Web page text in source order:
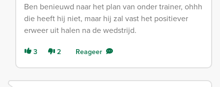
Ben benieuwd naar het plan van onder trainer, ohhh
die heeft hij niet, maar hij zal vast het positiever
erweer uit halen na de wedstrijd.
3 2 Reageer